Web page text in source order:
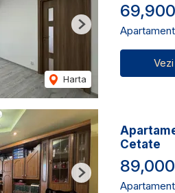
Harta
Next
Next
Cetate